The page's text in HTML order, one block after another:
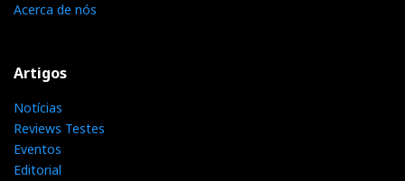
Acerca de nós
Artigos
Notícias
Reviews Testes
Eventos
Editorial